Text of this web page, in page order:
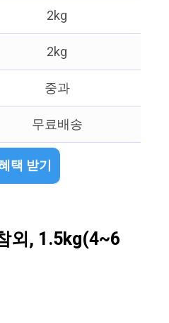
2kg
2kg
중과
무료배송
택 받기
외, 1.5kg(4~6